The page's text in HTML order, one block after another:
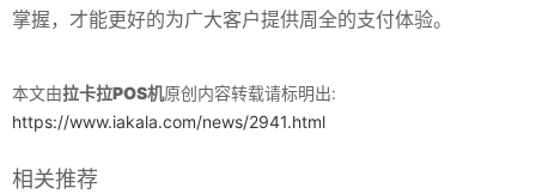
掌握，才能更好的为广大客户提供周全的支付体验。
本文由拉卡拉POS机原创内容转载请标明出:
https://www.iakala.com/news/2941.html
相关推荐